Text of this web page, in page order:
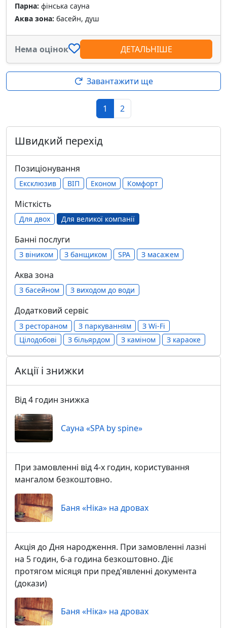
Парна: фінська сауна
Аква зона: басейн, душ
Нема оцінок ДЕТАЛЬНІШЕ
Завантажити ще
1 2
Швидкий перехід
Позиціонування
Ексклюзив ВІП Економ Комфорт
Місткість
Для двох Для великої компанії
Банні послуги
З віником З банщиком SPA З масажем
Аква зона
З басейном З виходом до води
Додатковий сервіс
З рестораном З паркуванням
З Wi-Fi
Цілодобові
З більярдом З каміном З караоке
Акції і знижки
Від 4 годин знижка
Сауна «SPA by spine»
При замовленні від 4-х годин, користування
мангалом безкоштовно.
Баня «Ніка» на дровах
Акція до Дня народження. При замовленні лазні
на 5 годин, 6-а година безкоштовно. Діє
протягом місяця при пред'явленні документа
(докази)
Баня «Ніка» на дровах